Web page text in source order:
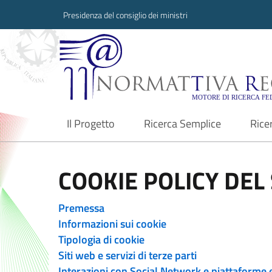
Presidenza del consiglio dei ministri
Normattiva
Il Progetto
current Ricerca Semplice
COOKIE POLICY
Premessa
Informazioni sui cookie
Tipologia di cookie
Siti web e servizi di terze parti